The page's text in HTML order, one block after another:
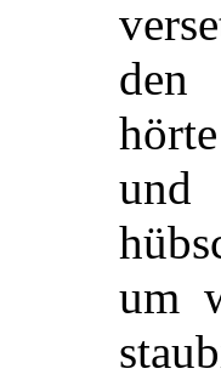
den
und
um